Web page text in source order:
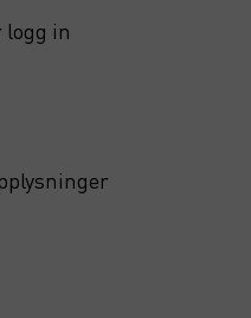
logg in